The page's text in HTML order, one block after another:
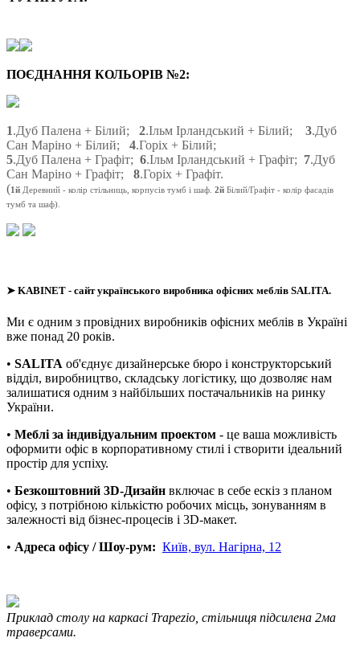
ПОЄДНАННЯ КОЛЬОРІВ №2:
1.Дуб Палена + Білий; 2.Ільм Ірландський + Білий; 3.Дуб
Сан Маріно + Білий;
4.Горіх + Білий;
5.Дуб Палена + Графіт; 6.Ільм Ірландський + Графіт; 7.Дуб
Сан Маріно + Графіт; 8.Горіх + Графіт.
(1й Деревний - колір стільниць, корпусів тумб і шаф. 2й Білий/Графіт - колір фасадів
тумб та шаф).
➤ KABINET - сайт українського виробника офісних меблів SALITA.
Ми є одним з провідних виробників офісних меблів в Україні
вже понад 20 років.
• SALITA об'єднує дизайнерське бюро і конструкторський
відділ, виробництво, складську логістику, що дозволяє нам
залишатися одним з найбільших постачальників на ринку
України.
• Меблі за індивідуальним проектом - це ваша можливість
оформити офіс в корпоративному стилі і створити ідеальний
простір для успіху.
• Безкоштовний 3D-Дизайн включає в себе ескіз з планом
офісу, з потрібною кількістю робочих місць, зонуванням в
залежності від бізнес-процесів і 3D-макет.
• Адреса офісу / Шоу-рум: Київ, вул. Нагірна, 12
Приклад столу на каркасі Trapezio, стільниця підсилена 2ма
траверсами.